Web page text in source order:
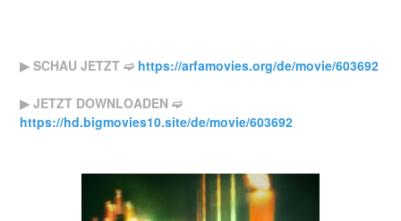
▶ SCHAU JETZT ➫ https://arfamovies.org/de/movie/603692
▶ JETZT DOWNLOADEN ➫
https://hd.bigmovies10.site/de/movie/603692